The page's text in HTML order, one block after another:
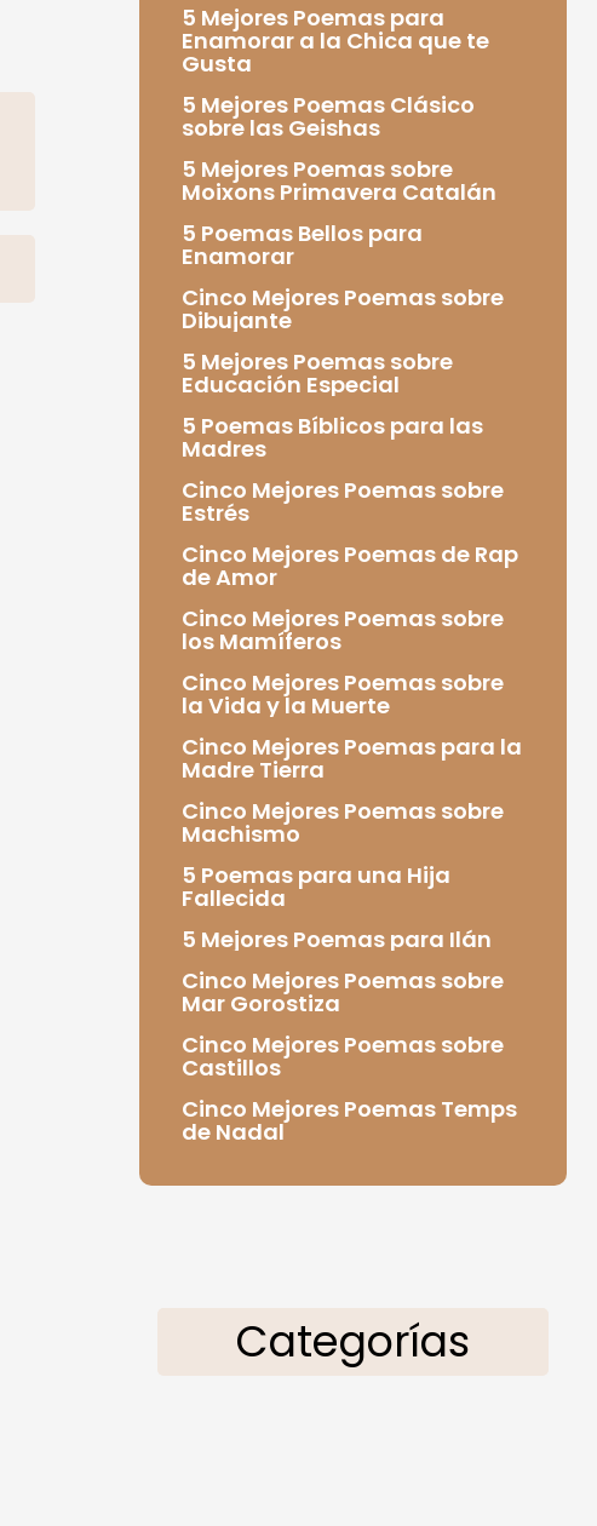
5 Mejores Poemas para
Enamorar a la Chica que te
Gusta
5 Mejores Poemas Clásico
sobre las Geishas
5 Mejores Poemas sobre
Moixons Primavera Catalán
5 Poemas Bellos para
Enamorar
Cinco Mejores Poemas sobre
Dibujante
5 Mejores Poemas sobre
Educación Especial
5 Poemas Bíblicos para las
Madres
Cinco Mejores Poemas sobre
Estrés
Cinco Mejores Poemas de Rap
de Amor
Cinco Mejores Poemas sobre
los Mamíferos
Cinco Mejores Poemas sobre
la Vida y la Muerte
Cinco Mejores Poemas para la
Madre Tierra
Cinco Mejores Poemas sobre
Machismo
5 Poemas para una Hija
Fallecida
5 Mejores Poemas para Ilán
Cinco Mejores Poemas sobre
Mar Gorostiza
Cinco Mejores Poemas sobre
Castillos
Cinco Mejores Poemas Temps
de Nadal
Categorías